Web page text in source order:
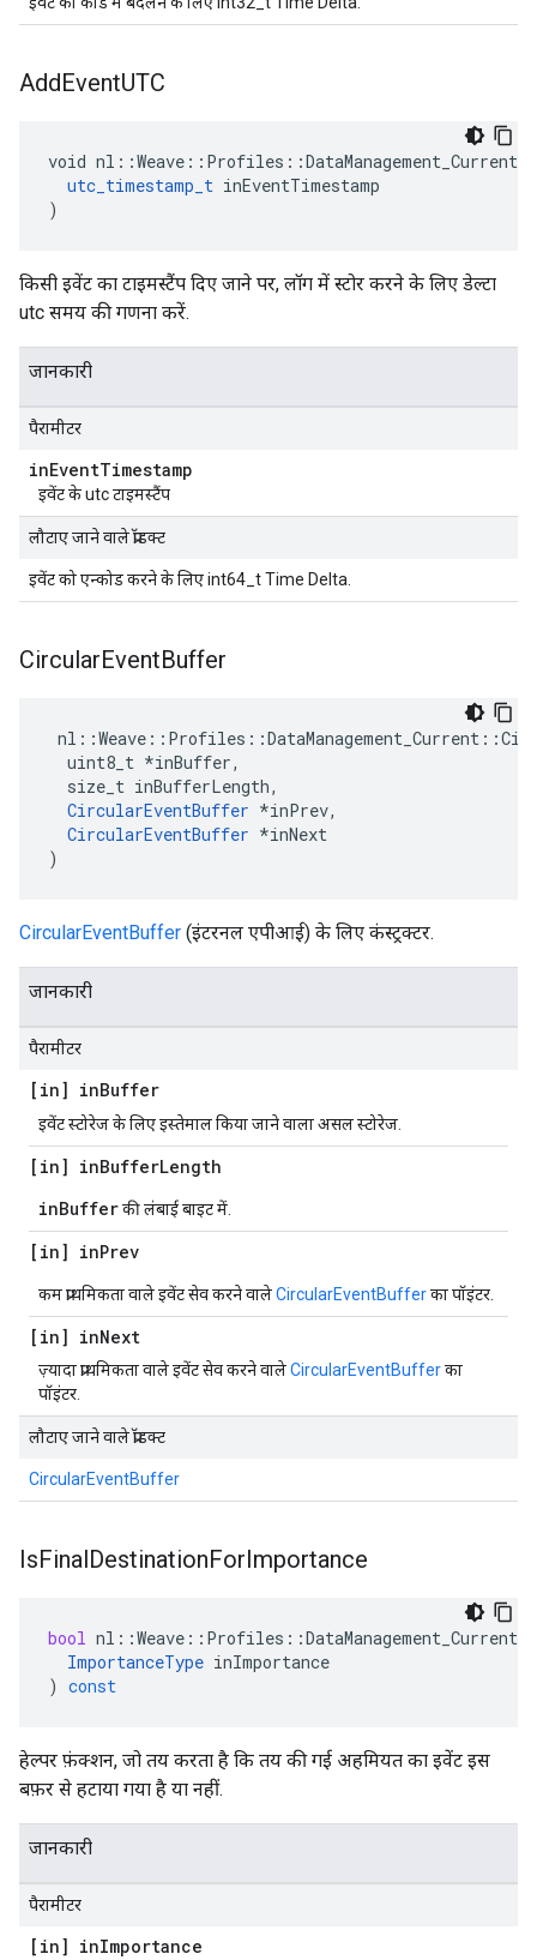
AddEventUTC
void
utc_timestamp_t inEventTimestamp
)
किसी इवेंट का टाइमस्टैंप दिए जाने पर, लॉग में स्टोर करने के लिए डेल्टा
utc समय की गणना करें.
जानकारी
पैरामीटर
inEventTimestamp
इवेंट के utc टाइमस्टैंप
लौटाए जाने वाले प्रॉडक्ट
इवेंट को एन्कोड करने के लिए int64_t Time Delta.
CircularEventBuffer
  uint8_t *inBuffer,
  size_t inBufferLength,
CircularEventBuffer *inPrev,
CircularEventBuffer *inNext
)
CircularEventBuffer (इंटरनल एपीआई) के लिए कंस्ट्रक्टर.
जानकारी
पैरामीटर
[in] inBuffer
इवेंट स्टोरेज के लिए इस्तेमाल किया जाने वाला असल स्टोरेज.
[in] inBufferLength
inBufferकी लंबाई बाइट में.
[in] inPrev
कम प्राथमिकता वाले इवेंट सेव करने वालेCircularEventBufferका पॉइंटर.
[in] inNext
ज़्यादा प्राथमिकता वाले इवेंट सेव करने वालेCircularEventBufferका
पॉइंटर.
लौटाए जाने वाले प्रॉडक्ट
CircularEventBuffer
IsFinalDestinationForImportance
bool nl ::Weave :: Profiles ::DataManagement_Current
ImportanceType inImportance
) const
हेल्पर फ़ंक्शन, जो तय करता है कि तय की गई अहमियत का इवेंट इस
बफ़र से हटाया गया है या नहीं.
जानकारी
पैरामीटर
[in] inImportance